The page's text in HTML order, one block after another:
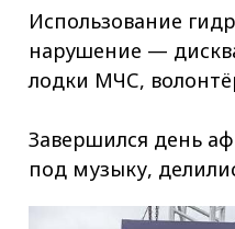
Использование
нарушение —
лодки МЧС,
Завершился день
под музыку,